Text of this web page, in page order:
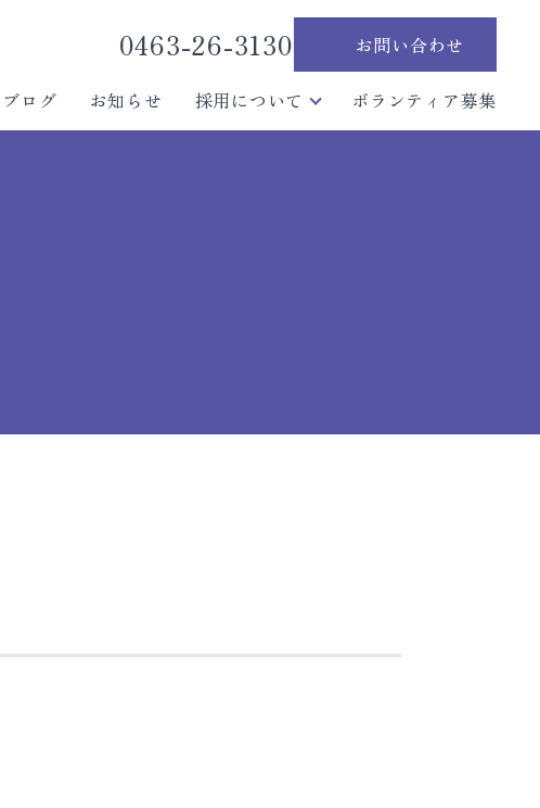
0463-26-3130 お問い合わせ
ブログ お知らせ 採用について ボランティア募集